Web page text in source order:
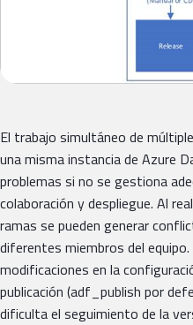
El trabajo simultáneo de
una misma instancia de Azure
problemas si no se gestiona
colaboración y despliegue. Al
ramas se pueden generar
diferentes miembros del
modificaciones en la
publicación (adf_publish por
dificulta el seguimiento de la